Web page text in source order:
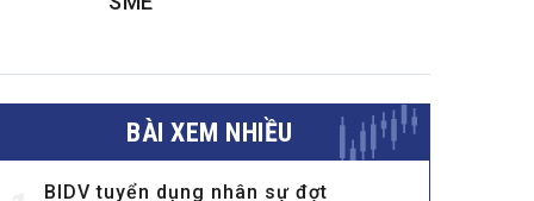
BÀI XEM NHIỀU
BIDV tuyển dụng nhân sự đợt